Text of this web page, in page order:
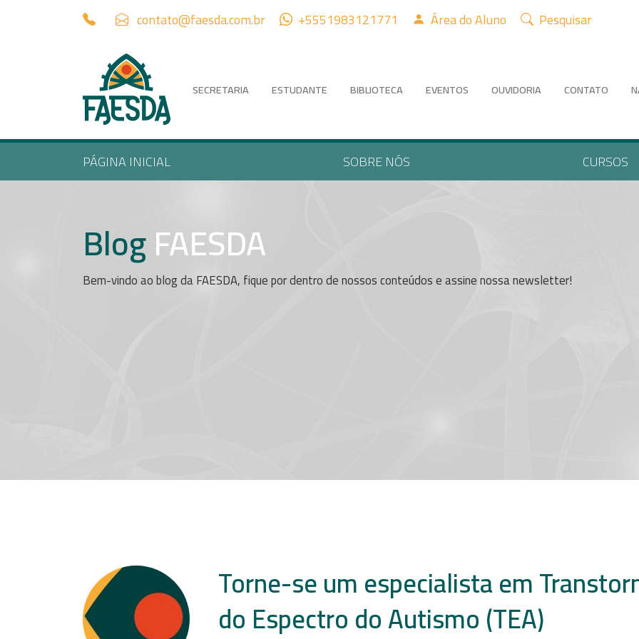
contato@faesda.com.br +5551983121771 Área do Aluno Pesquisar
SECRETARIA ESTUDANTE BIBLIOTECA EVENTOS OUVIDORIA CONTATO
PÁGINA INICIAL SOBRE NÓS CURSOS
BlogFAESDA
Bem-vindo ao blog da FAESDA, fique por dentro de nossos conteúdos e assine nossa newsletter!
Torne-se um especialista em
do Espectro do Autismo (TEA)